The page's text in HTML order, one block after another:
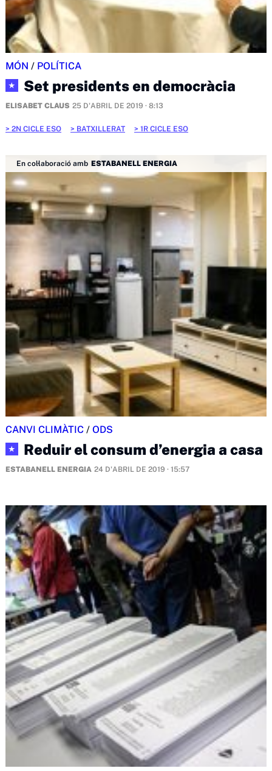
MÓN / POLÍTICA
★ Set presidents en democràcia
ELISABET CLAUS 25 D'ABRIL DE 2019 · 8:13
2N CICLE ESO BATXILLERAT 1R CICLE ESO
En col·laboració amb ESTABANELL ENERGIA
CANVI CLIMÀTIC / ODS
★ Reduir el consum d’energia a casa
ESTABANELL ENERGIA 24 D'ABRIL DE 2019 · 15:57